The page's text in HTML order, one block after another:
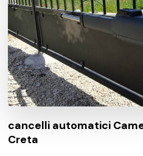
cancelli automatici
Creta